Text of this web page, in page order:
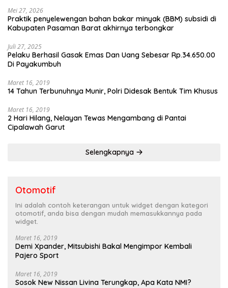
Mei 27, 2026
Praktik penyelewengan bahan bakar minyak (BBM) subsidi di
Kabupaten Pasaman Barat akhirnya terbongkar
Juli 27, 2025
Pelaku Berhasil Gasak Emas Dan Uang Sebesar Rp.34.650.00
Di Payakumbuh
Maret 16, 2019
14 Tahun Terbunuhnya Munir, Polri Didesak Bentuk Tim Khusus
Maret 16, 2019
2 Hari Hilang, Nelayan Tewas Mengambang di Pantai
Cipalawah Garut
Selengkapnya
Otomotif
Ini adalah contoh keterangan untuk widget dengan kategori
otomotif, anda bisa dengan mudah memasukkannya pada
widget.
Maret 16, 2019
Demi Xpander, Mitsubishi Bakal Mengimpor Kembali
Pajero Sport
Maret 16, 2019
Sosok New Nissan Livina Terungkap, Apa Kata NMI?